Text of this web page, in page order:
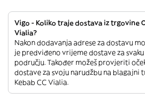
Vigo - Koliko traje dostava iz trgovine
Vialia?
Nakon dodavanja adrese za dostavu
je predviđeno vrijeme dostave za
području. Također možeš provjeriti
dostave za svoju narudžbu na blagajni
Kebab CC Vialia.